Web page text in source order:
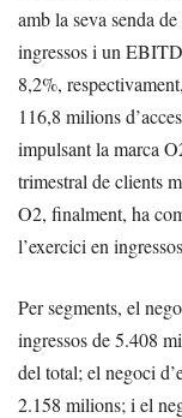
amb la seva senda
ingressos i un
8,2%,
116,8 milions
impulsant la marca
trimestral de clients
O2, finalment, ha
l’exercici en
Per segments, el
ingressos de 5.408
del total; el negoci
2.158 milions; i el